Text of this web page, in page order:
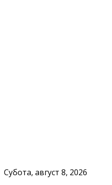
Субота, август 8, 2026